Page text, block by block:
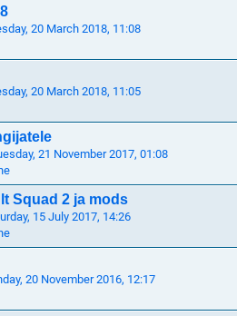
20 March 2018, 11:08
20 March 2018, 11:05
21 November 2017, 01:08
Squad 2 ja mods
15 July 2017, 14:26
20 November 2016, 12:17